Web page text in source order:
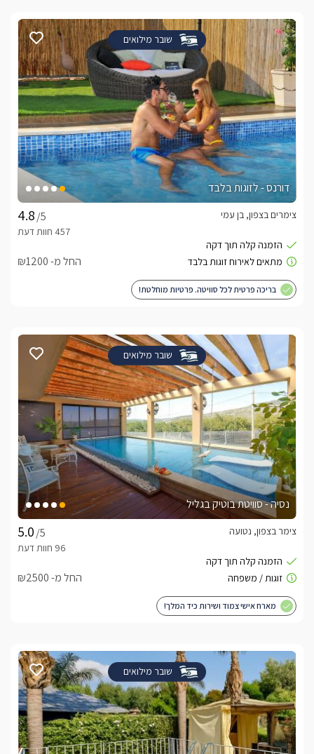
שובר מילואים
דורנס - לזוגות בלבד
/5
צימרים בצפון, בן עמי
החל מ- ₪1200
בריכה פרטית לכל סוויטה. פרטיות מוחלטת!
שובר מילואים
נסיה - סוויטת בוטיק בגליל
/5
צימר בצפון, נטועה
החל מ- ₪2500
מארח אישי צמוד ושירות כיד המלך!
שובר מילואים